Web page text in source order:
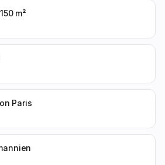
m²
Paris